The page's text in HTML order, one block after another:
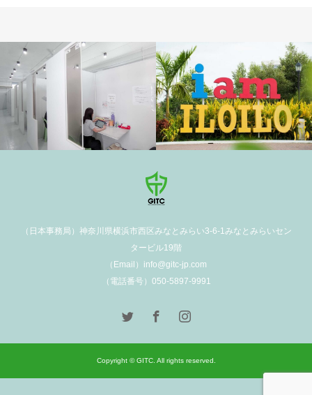
学校施設
（日本事務局）神奈川県横浜市西区みなとみらい3-6-1みなとみらいセン
タービル19階
（Email）info@gitc-jp.com
（電話番号）050-5897-9991
Copyright © GITC. All rights reserved.